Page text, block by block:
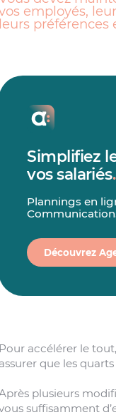
employés,
leurs préférences
Simplifiez
vos salariés.
Plannings en
Découvrez
Pour accélérer le
assurer que les
plusieurs
suffisamment